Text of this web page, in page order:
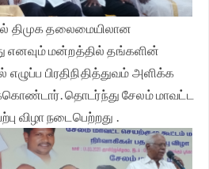
திமுக தலைமையிலான
எனவும் மன்றத்தில் தங்களின்
பிரதிநிதித்துவம் அளிக்க
தொடர்ந்து சேலம் மாவட்ட
விழா நடைபெற்றது .